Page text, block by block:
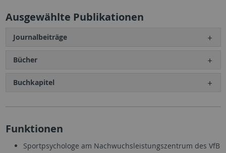
Ausgewählte Publikationen
Journalbeiträge
Bücher
Buchkapitel
Funktionen
Sportpsychologe am Nachwuchsleistungszentrum des VfB